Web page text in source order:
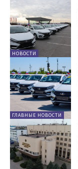
НОВОСТИ
ГЛАВНЫЕ НОВОСТИ